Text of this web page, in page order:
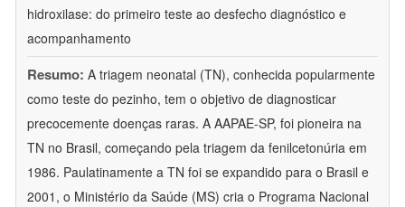
hidroxilase: do primeiro teste ao desfecho diagnóstico e
acompanhamento
Resumo: A triagem neonatal (TN), conhecida popularmente
como teste do pezinho, tem o objetivo de diagnosticar
precocemente doenças raras. A AAPAE-SP, foi pioneira na
TN no Brasil, começando pela triagem da fenilcetonúria em
1986. Paulatinamente a TN foi se expandido para o Brasil e
2001, o Ministério da Saúde (MS) cria o Programa Nacional